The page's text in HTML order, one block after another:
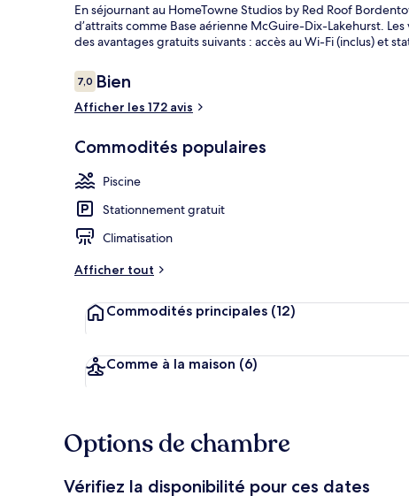
En séjournant au HomeTowne Studios by Red Roof
d’attraits comme Base aérienne McGuire-Dix-Lakehurst.
des avantages gratuits suivants : accès au Wi-Fi (inclus) et
Avis
7,07,0 sur 10 –
Bien
Afficher les 172 avis
Commodités populaires
Piscine
Stationnement gratuit
Climatisation
Afficher tout
Commodités principales (12)
Comme à la maison (6)
Options de chambre
Vérifiez la disponibilité pour ces dates